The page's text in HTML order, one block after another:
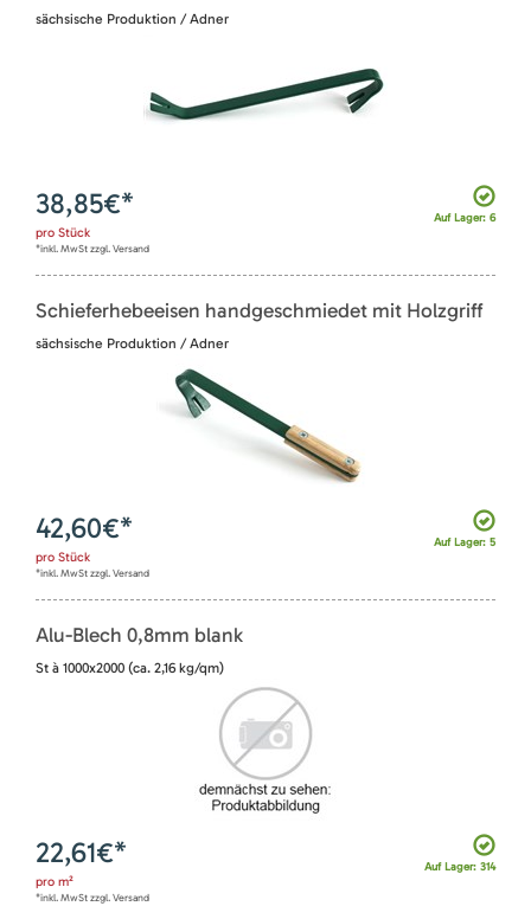
sächsische Produktion / Adner
Auf Lager: 6
38,85€*
pro Stück
*inkl. MwSt zzgl. Versand
Schieferhebeeisen handgeschmiedet mit Holzgriff
sächsische Produktion / Adner
Auf Lager: 5
42,60€*
pro Stück
*inkl. MwSt zzgl. Versand
Alu-Blech 0,8mm blank
St à 1000x2000 (ca. 2,16 kg/qm)
Auf Lager: 314
22,61€*
pro m²
*inkl. MwSt zzgl. Versand